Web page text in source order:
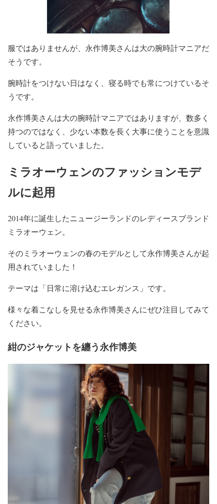
服ではありませんが、永作博美さんは大の腕時計マニアだ
そうです。
腕時計をつけない日はなく、寝る時でも常につけているそ
うです。
永作博美さんは大の腕時計マニアではありますが、数多く
持つのではなく、少ない本数を長く大事に使うことを意識
していると語っていました。
ミラオーウェンのファッションモデ
ルに起用
2014年に誕生したニュージーランドのレディースブランド
ミラオーウェン。
そのミラオーウェンの春のモデルとして永作博美さんが起
用されていました！
テーマは 「日常に溶け込むエレガンス」 です。
様々な着こなしを見せる永作博美さんにぜひ注目してみて
ください。
紺のジャケットを纏う永作博美